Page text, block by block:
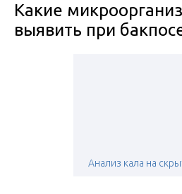
Какие
выявить при
Анализ кала на